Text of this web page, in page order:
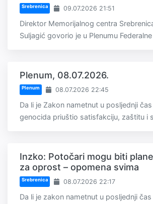
Srebrenica 09.07.2026 21:51
Direktor Memorijalnog centra
Suljagić govorio je u Plenumu
Plenum, 08.07.2026.
Plenum 08.07.2026 22:45
Da li je Zakon nametnut u posljednji
genocida priuštio satisfakciju, zaštitu i
Inzko: Potočari mogu biti
za oprost – opomena svima
Srebrenica 08.07.2026 22:17
Da li je zakon nametnut u posljednji